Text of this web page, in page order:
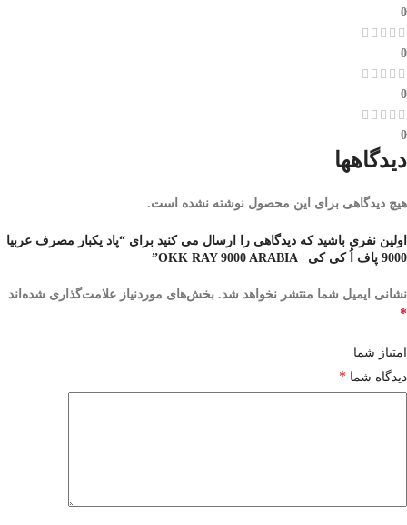
0
0
0
0
دیدگاهها
هیچ دیدگاهی برای این محصول نوشته نشده است.
اولین نفری باشید که دیدگاهی را ارسال می کنید برای “پاد یکبار مصرف عربیا
9000 پاف اُ کی کی | OKK RAY 9000 ARABIA”
نشانی ایمیل شما منتشر نخواهد شد. بخش‌های موردنیاز علامت‌گذاری شده‌اند
*
امتیاز شما
دیدگاه شما *